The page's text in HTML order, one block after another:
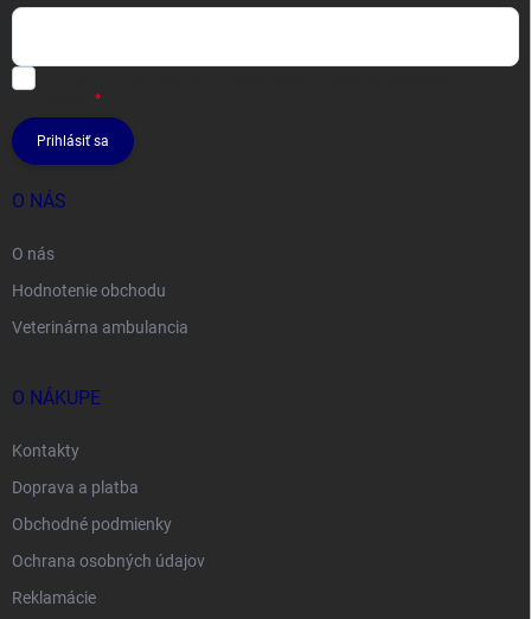
Prihlásiť sa
O NÁS
O nás
Hodnotenie obchodu
Veterinárna ambulancia
O NÁKUPE
Kontakty
Doprava a platba
Obchodné podmienky
Ochrana osobných údajov
Reklamácie